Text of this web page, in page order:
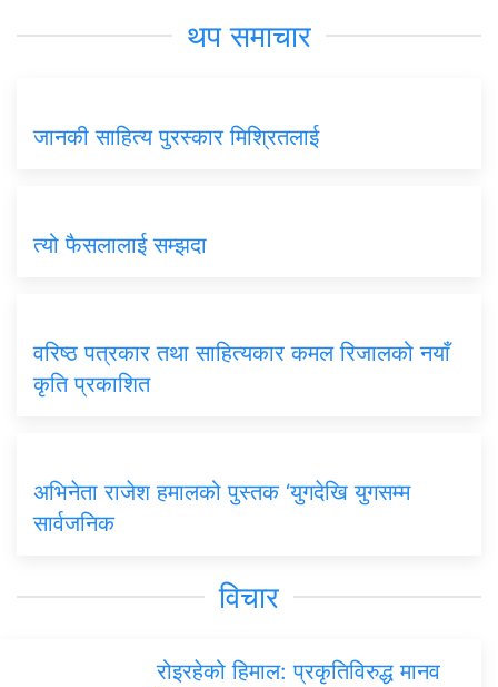
थप समाचार
जानकी साहित्य पुरस्कार मिश्रितलाई
त्यो फैसलालाई सम्झदा
वरिष्ठ पत्रकार तथा साहित्यकार कमल रिजालको नयाँ
कृति प्रकाशित
अभिनेता राजेश हमालको पुस्तक ‘युगदेखि युगसम्म
सार्वजनिक
विचार
रोइरहेको हिमाल: प्रकृतिविरुद्ध मानव